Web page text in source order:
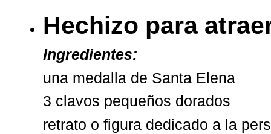
Hechizo para
Ingredientes:
una medalla de Santa Elena
3 clavos pequeños dorados
retrato o figura dedicado a la